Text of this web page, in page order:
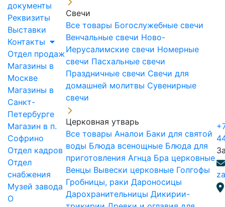
документы
Реквизиты
Выставки
Контакты
Отдел продаж
Магазины в
Москве
Магазины в
Санкт-
Петербурге
Магазин в п.
Софрино
Отдел кадров
Отдел
снабжения
Музей завода
О
Свечи
Все товары Богослужебные свечи
Венчальные свечи Ново-
Иерусалимские свечи Номерные
свечи Пасхальные свечи
Праздничные свечи Свечи для
домашней молитвы Сувенирные
свечи
Церковная утварь
Все товары Аналои Баки для святой
воды Блюда всенощные Блюда для
приготовления Агнца Бра церковные
Венцы Вывески церковные Голгофы
Гробницы, раки Дароносицы
Дарохранительницы Дикирии-